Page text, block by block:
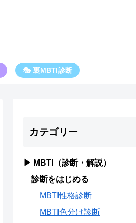
🎭 裏MBTI診断
カテゴリー
▶ MBTI（診断・解説）
診断をはじめる
MBTI性格診断
MBTI色分け診断